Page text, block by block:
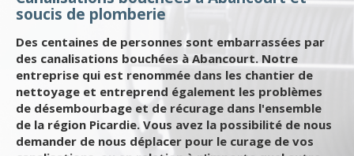
soucis de plomberie
Des centaines de personnes sont embarrassées par
des canalisations bouchées à Abancourt. Notre
entreprise qui est renommée dans les chantier de
nettoyage et entreprend également les problèmes
de désembourbage et de récurage dans l'ensemble
de la région Picardie. Vous avez la possibilité de nous
demander de nous déplacer pour le curage de vos